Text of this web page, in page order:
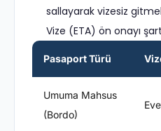
sallayarak vizesiz
Vize (ETA) ön onayı
Pasaport Türü
Umuma Mahsus
(Bordo)